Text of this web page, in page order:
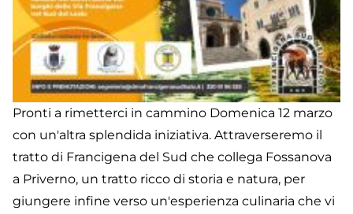
Pronti a rimetterci in cammino Domenica 12 marzo
con un'altra splendida iniziativa. Attraverseremo il
tratto di Francigena del Sud che collega Fossanova
a Priverno, un tratto ricco di storia e natura, per
giungere infine verso un'esperienza culinaria che vi